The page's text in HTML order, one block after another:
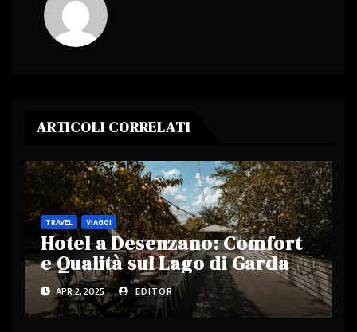
ARTICOLI CORRELATI
TRAVEL VIAGGI
Hotel a Desenzano: Comfort
e Qualità sul Lago di Garda
APR 2, 2025 EDITOR